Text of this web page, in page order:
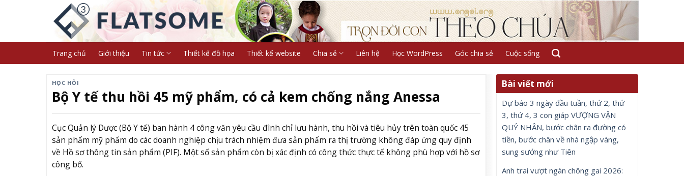
Trang chủ Giới thiệu Tin tức Thiết kế đồ họa Thiết kế website Chia sẻ Liên hệ Học WordPress Góc chia sẻ Cuộc sống
HỌC HỎI
Bộ Y tế thu hồi 45 mỹ phẩm, có cả kem chống nắng Anessa
Cục Quản lý Dược (Bộ Y tế) ban hành 4 công văn yêu cầu đình chỉ lưu hành, thu hồi và tiêu hủy trên toàn quốc 45
sản phẩm mỹ phẩm do các doanh nghiệp chịu trách nhiệm đưa sản phẩm ra thị trường không đáp ứng quy định
về Hồ sơ thông tin sản phẩm (PIF). Một số sản phẩm còn bị xác định có công thức thực tế không phù hợp với hồ sơ
công bố.
Bài viết mới
Dự báo 3 ngày đầu tuần, thứ 2, thứ
3, thứ 4, 3 con giáp VƯỢNG VẬN
QUÝ NHÂN, bước chân ra đường có
tiền, bước chân về nhà ngập vàng,
sung sướng như Tiên
Anh trai vượt ngàn chông gai 2026: